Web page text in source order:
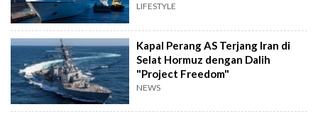
LIFESTYLE
Kapal Perang AS Terjang Iran di
Selat Hormuz dengan Dalih
"Project Freedom"
NEWS